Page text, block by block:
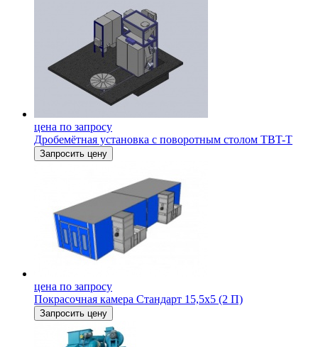
цена по запросу
Дробемётная установка с поворотным столом TBT-T
Запросить цену
цена по запросу
Покрасочная камера Стандарт 15,5х5 (2 П)
Запросить цену